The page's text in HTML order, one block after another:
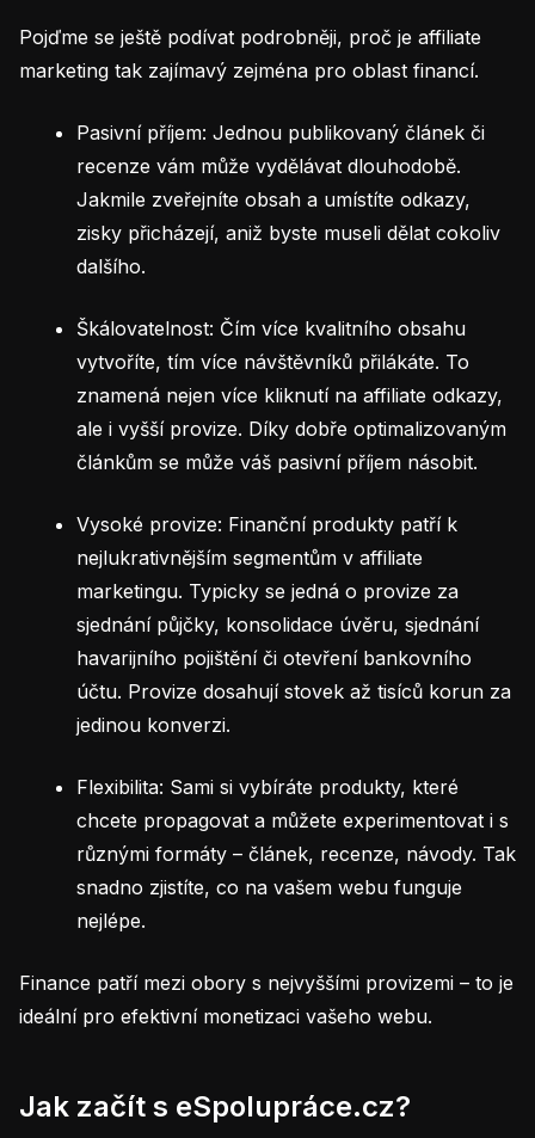
Pojďme se ještě podívat podrobněji, proč je affiliate
marketing tak zajímavý zejména pro oblast financí.
Pasivní příjem: Jednou publikovaný článek či
recenze vám může vydělávat dlouhodobě.
Jakmile zveřejníte obsah a umístíte odkazy,
zisky přicházejí, aniž byste museli dělat cokoliv
dalšího.
Škálovatelnost: Čím více kvalitního obsahu
vytvoříte, tím více návštěvníků přilákáte. To
znamená nejen více kliknutí na affiliate odkazy,
ale i vyšší provize. Díky dobře optimalizovaným
článkům se může váš pasivní příjem násobit.
Vysoké provize: Finanční produkty patří k
nejlukrativnějším segmentům v affiliate
marketingu. Typicky se jedná o provize za
sjednání půjčky, konsolidace úvěru, sjednání
havarijního pojištění či otevření bankovního
účtu. Provize dosahují stovek až tisíců korun za
jedinou konverzi.
Flexibilita: Sami si vybíráte produkty, které
chcete propagovat a můžete experimentovat i s
různými formáty – článek, recenze, návody. Tak
snadno zjistíte, co na vašem webu funguje
nejlépe.
Finance patří mezi obory s nejvyššími provizemi – to je
ideální pro efektivní monetizaci vašeho webu.
Jak začít s eSpolupráce.cz?